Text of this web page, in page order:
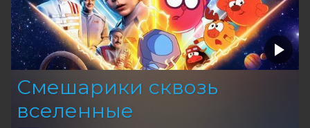
Смешарики сквозь
вселенные